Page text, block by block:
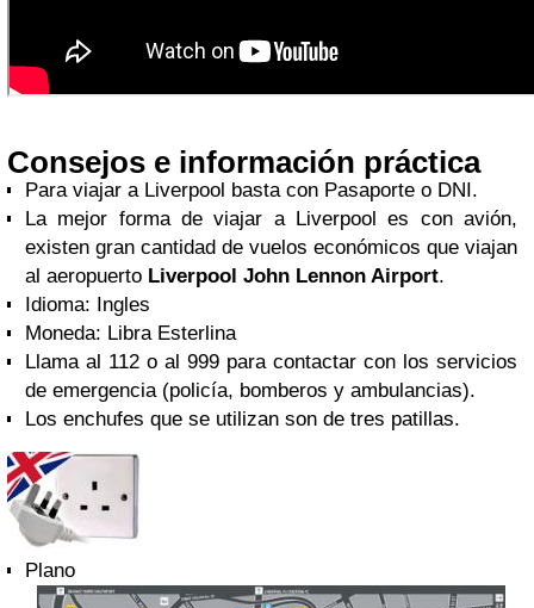
Consejos e información práctica
Para viajar a Liverpool basta con Pasaporte o DNI.
La mejor forma de viajar a Liverpool es con avión,
existen gran cantidad de vuelos económicos que viajan
al aeropuerto Liverpool John Lennon Airport.
Idioma: Ingles
Moneda: Libra Esterlina
Llama al 112 o al 999 para contactar con los servicios
de emergencia (policía, bomberos y ambulancias).
Los enchufes que se utilizan son de tres patillas.
Plano